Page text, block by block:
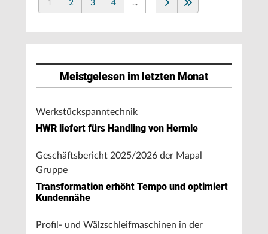
Fertigungsbetrieb unterstützen.
1 2 3 4 ...
Meistgelesen im letzten Monat
Werkstückspanntechnik
HWR liefert fürs Handling von Hermle
Geschäftsbericht 2025/2026 der Mapal
Gruppe
Transformation erhöht Tempo und optimiert
Kundennähe
Profil- und Wälzschleifmaschinen in der